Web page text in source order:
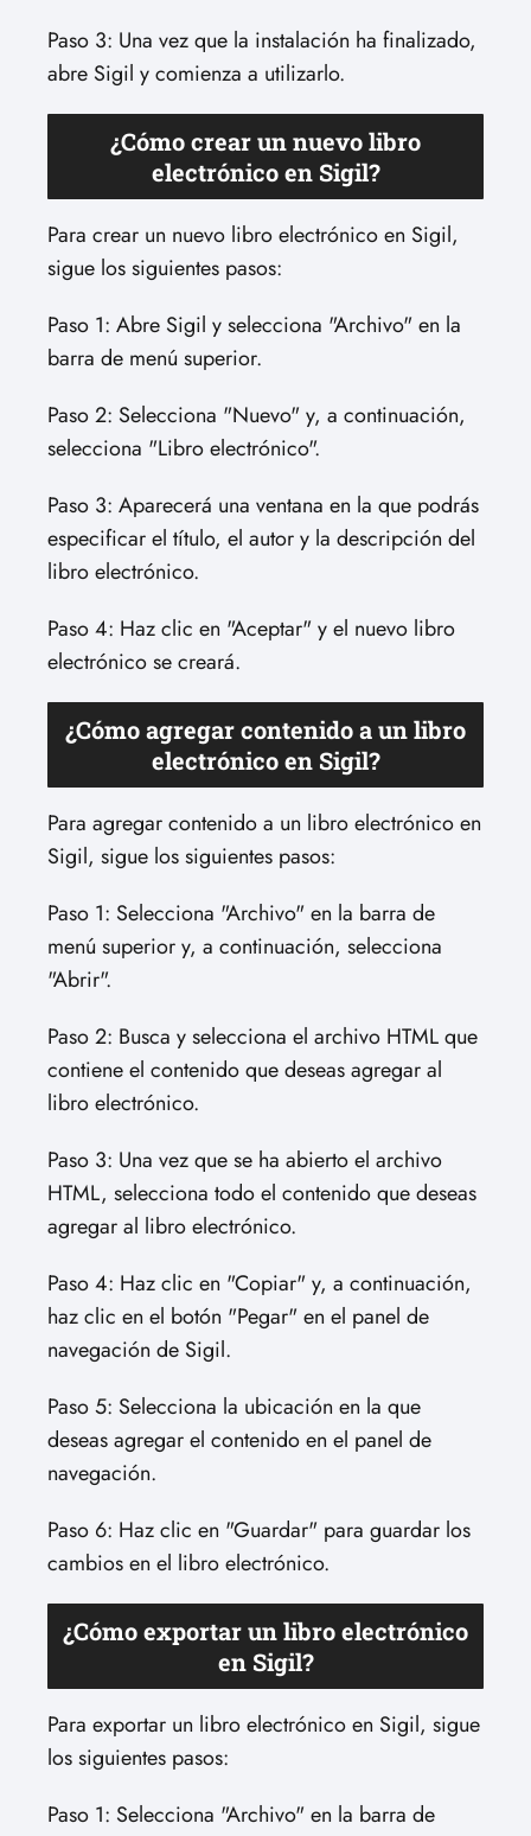
Paso 3: Una vez que la instalación ha finalizado,
abre Sigil y comienza a utilizarlo.
¿Cómo crear un nuevo libro
electrónico en Sigil?
Para crear un nuevo libro electrónico en Sigil,
sigue los siguientes pasos:
Paso 1: Abre Sigil y selecciona "Archivo" en la
barra de menú superior.
Paso 2: Selecciona "Nuevo" y, a continuación,
selecciona "Libro electrónico".
Paso 3: Aparecerá una ventana en la que podrás
especificar el título, el autor y la descripción del
libro electrónico.
Paso 4: Haz clic en "Aceptar" y el nuevo libro
electrónico se creará.
¿Cómo agregar contenido a un libro
electrónico en Sigil?
Para agregar contenido a un libro electrónico en
Sigil, sigue los siguientes pasos:
Paso 1: Selecciona "Archivo" en la barra de
menú superior y, a continuación, selecciona
"Abrir".
Paso 2: Busca y selecciona el archivo HTML que
contiene el contenido que deseas agregar al
libro electrónico.
Paso 3: Una vez que se ha abierto el archivo
HTML, selecciona todo el contenido que deseas
agregar al libro electrónico.
Paso 4: Haz clic en "Copiar" y, a continuación,
haz clic en el botón "Pegar" en el panel de
navegación de Sigil.
Paso 5: Selecciona la ubicación en la que
deseas agregar el contenido en el panel de
navegación.
Paso 6: Haz clic en "Guardar" para guardar los
cambios en el libro electrónico.
¿Cómo exportar un libro electrónico
en Sigil?
Para exportar un libro electrónico en Sigil, sigue
los siguientes pasos:
Paso 1: Selecciona "Archivo" en la barra de